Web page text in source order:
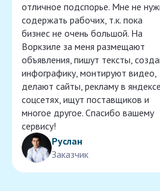
отличное подспорье. Мне не
содержать рабочих, т.к. пока
бизнес не очень большой. На
Воркзиле за меня размещают
объявления, пишут тексты,
инфографику, монтируют видео,
делают сайты, рекламу в
соцсетях, ищут поставщиков и
многое другое. Спасибо вашему
сервису!
Руслан
Заказчик